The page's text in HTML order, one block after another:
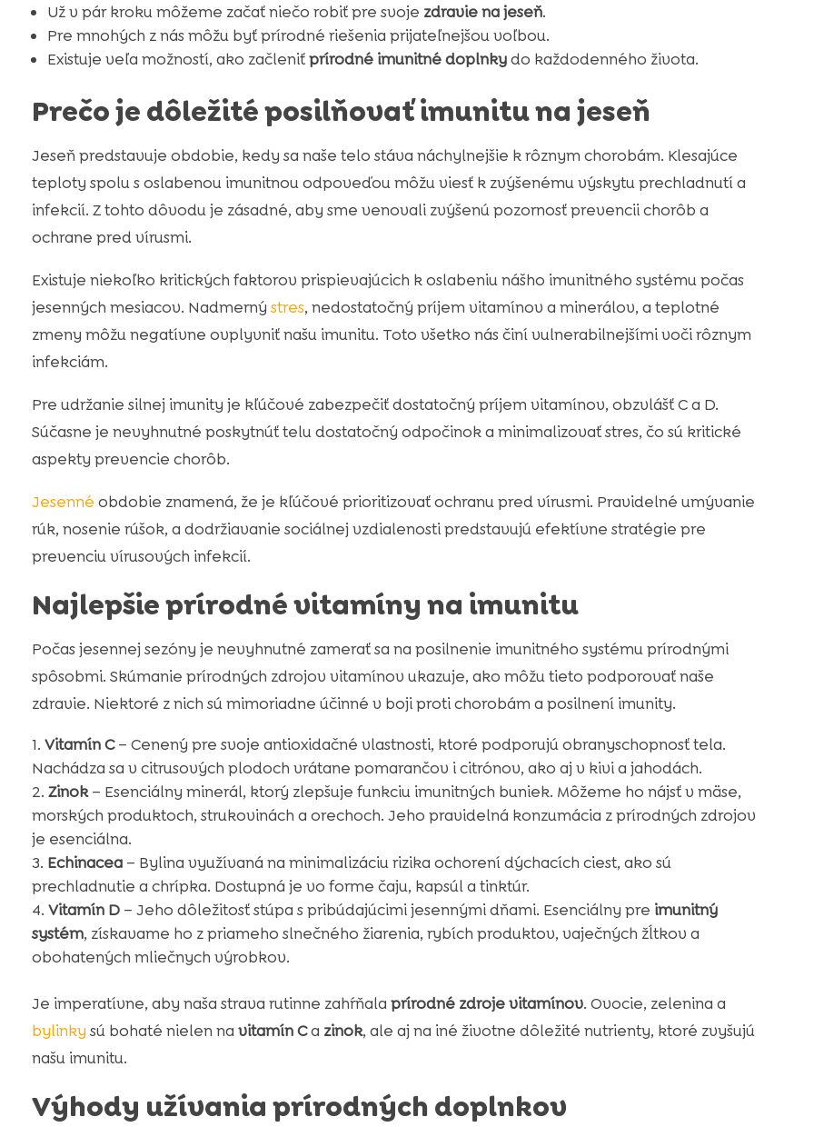
Už v pár kroku môžeme začať niečo robiť pre svoje zdravie na jeseň.
Pre mnohých z nás môžu byť prírodné riešenia prijateľnejšou voľbou.
Existuje veľa možností, ako začleniťprírodné imunitné doplnkydo každodenného života.
Prečo je dôležité posilňovať imunitu na jeseň
Jeseň predstavuje obdobie, kedy sa naše telo stáva náchylnejšie k rôznym chorobám. Klesajúce
teploty spolu s oslabenou imunitnou odpoveďou môžu viesť k zvýšenému výskytu prechladnutí a
infekcií. Z tohto dôvodu je zásadné, aby sme venovali zvýšenú pozornosť prevencii chorôb a
ochrane pred vírusmi.
Existuje niekoľko kritických faktorov prispievajúcich k oslabeniu nášho imunitného systému počas
jesenných mesiacov. Nadmerný stres, nedostatočný príjem vitamínov a minerálov, a teplotné
zmeny môžu negatívne ovplyvniť našu imunitu. Toto všetko nás činí vulnerabilnejšími voči rôznym
infekciám.
Pre udržanie silnej imunity je kľúčové zabezpečiť dostatočný príjem vitamínov, obzvlášť C a D.
Súčasne je nevyhnutné poskytnúť telu dostatočný odpočinok a minimalizovať stres, čo sú kritické
aspekty prevencie chorôb.
Jesenné obdobie znamená, že je kľúčové prioritizovať ochranu pred vírusmi. Pravidelné umývanie
rúk, nosenie rúšok, a dodržiavanie sociálnej vzdialenosti predstavujú efektívne stratégie pre
prevenciu vírusových infekcií.
Najlepšie prírodné vitamíny na imunitu
Počas jesennej sezóny je nevyhnutné zamerať sa na posilnenie imunitného systému prírodnými
spôsobmi. Skúmanie prírodných zdrojov vitamínov ukazuje, ako môžu tieto podporovať naše
zdravie. Niektoré z nich sú mimoriadne účinné v boji proti chorobám a posilnení imunity.
Vitamín C– Cenený pre svoje antioxidačné vlastnosti, ktoré podporujú obranyschopnosť tela.
Nachádza sa v citrusových plodoch vrátane pomarančov i citrónov, ako aj v kivi a jahodách.
Zinok– Esenciálny minerál, ktorý zlepšuje funkciu imunitných buniek. Môžeme ho nájsť v mäse,
morských produktoch, strukovinách a orechoch. Jeho pravidelná konzumácia z prírodných zdrojov
je esenciálna.
Echinacea– Bylina využívaná na minimalizáciu rizika ochorení dýchacích ciest, ako sú
prechladnutie a chrípka. Dostupná je vo forme čaju, kapsúl a tinktúr.
Vitamín D– Jeho dôležitosť stúpa s pribúdajúcimi jesennými dňami. Esenciálny pre imunitný
systém, získavame ho z priameho slnečného žiarenia, rybích produktov, vaječných žĺtkov a
obohatených mliečnych výrobkov.
Je imperatívne, aby naša strava rutinne zahŕňala prírodné zdroje vitamínov. Ovocie, zelenina a
bylinky sú bohaté nielen na vitamín Ca zinok, ale aj na iné životne dôležité nutrienty, ktoré zvyšujú
našu imunitu.
Výhody užívania prírodných doplnkov